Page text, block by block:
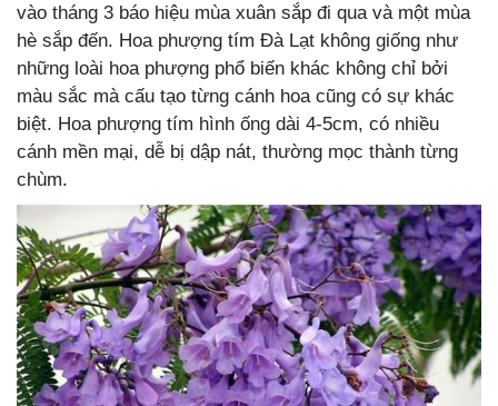
vào tháng 3 báo hiệu mùa xuân sắp đi qua và một mùa
hè sắp đến. Hoa phượng tím Đà Lạt không giống như
những loài hoa phượng phổ biến khác không chỉ bởi
màu sắc mà cấu tạo từng cánh hoa cũng có sự khác
biệt. Hoa phượng tím hình ống dài 4-5cm, có nhiều
cánh mền mại, dễ bị dập nát, thường mọc thành từng
chùm.